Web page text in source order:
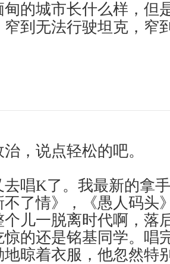
的城市长什么样，但
窄到无法行驶坦克，窄
，说点轻松的吧。
去唱K了。我最新的拿
了情》，《愚人码头
儿一脱离时代啊，落
的还是铭基同学。唱
晾着衣服，他忽然特